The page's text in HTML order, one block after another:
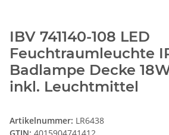
IBV 741140-108 LED
Feuchtraumleuchte
Badlampe Decke
inkl. Leuchtmittel
Artikelnummer: LR6438